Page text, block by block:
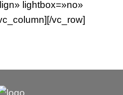
lightbox=»no»
vc_row]